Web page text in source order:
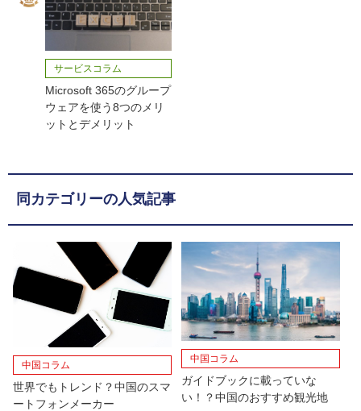
サービスコラム
Microsoft 365のグループ
ウェアを使う8つのメリ
ットとデメリット
同カテゴリーの人気記事
中国コラム
世界でもトレンド？中国のスマ
ートフォンメーカー
中国コラム
ガイドブックに載っていな
い！？中国のおすすめ観光地